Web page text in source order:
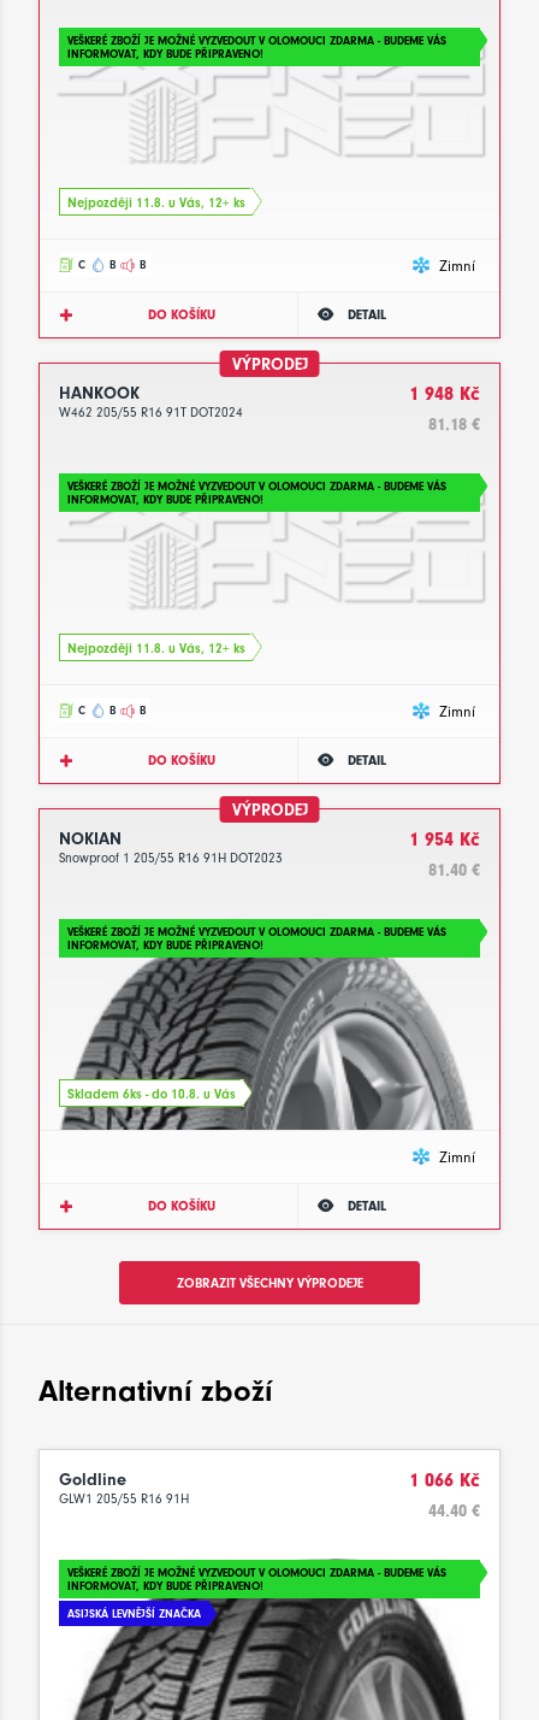
VEŠKERÉ ZBOŽÍ JE MOŽNÉ VYZVEDOUT V OLOMOUCI ZDARMA - BUDEME VÁS
INFORMOVAT, KDY BUDE PŘIPRAVENO!
Nejpozději 11.8. u Vás, 12+ ks
C B B Zimní
DO KOŠÍKU DETAIL
VÝPRODEJ
HANKOOK
W462 205/55 R16 91T DOT2024
1 948 Kč
81.18 €
VEŠKERÉ ZBOŽÍ JE MOŽNÉ VYZVEDOUT V OLOMOUCI ZDARMA - BUDEME VÁS
INFORMOVAT, KDY BUDE PŘIPRAVENO!
Nejpozději 11.8. u Vás, 12+ ks
C B B Zimní
DO KOŠÍKU DETAIL
VÝPRODEJ
NOKIAN
Snowproof 1 205/55 R16 91H DOT2023
1 954 Kč
81.40 €
VEŠKERÉ ZBOŽÍ JE MOŽNÉ VYZVEDOUT V OLOMOUCI ZDARMA - BUDEME VÁS
INFORMOVAT, KDY BUDE PŘIPRAVENO!
Skladem 6ks - do 10.8. u Vás
Zimní
DO KOŠÍKU DETAIL
ZOBRAZIT VŠECHNY VÝPRODEJE
Alternativní zboží
Goldline
GLW1 205/55 R16 91H
1 066 Kč
44.40 €
VEŠKERÉ ZBOŽÍ JE MOŽNÉ VYZVEDOUT V OLOMOUCI ZDARMA - BUDEME VÁS
INFORMOVAT, KDY BUDE PŘIPRAVENO!
ASIJSKÁ LEVNĚJŠÍ ZNAČKA